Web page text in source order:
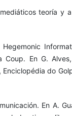
teoría y
Coup. En G.
Enciclopédia do
En A.